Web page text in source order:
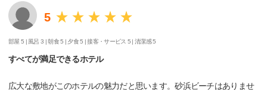
5
部屋 5 | 風呂 3 |朝食 5 | 夕食 5 |接客・サービス 5 |清潔感 5
すべてが満足できるホテル
広大な敷地がこのホテルの魅力だと思います。砂浜ビーチはありませ